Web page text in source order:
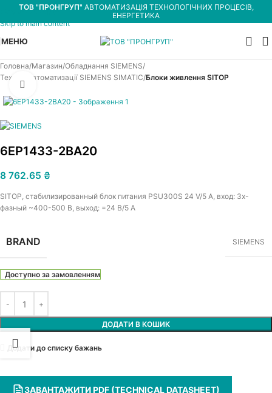
Skip to navigation
Skip to main content
ТОВ "ПРОНГРУП" АВТОМАТИЗАЦІЯ ТЕХНОЛОГІЧНИХ ПРОЦЕСІВ,
ЕНЕРГЕТИКА
МЕНЮ
Головна Магазин Обладнання SIEMENS
Техніка автоматизації SIEMENS SIMATIC Блоки живлення SITOP
6EP1433-2BA20
8 762.65 ₴
SITOP, стабилизированный блок питания PSU300S 24 V/5 A, вход: 3х-
фазный ~400-500 В, выход: =24 В/5 А
BRAND SIEMENS
Доступно за замовленням
ДОДАТИ В КОШИК
Додати до списку бажань
ЗАВАНТАЖИТИ PDF (TECHNICAL DATASHEET)